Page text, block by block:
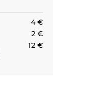
4 €
2 €
12 €